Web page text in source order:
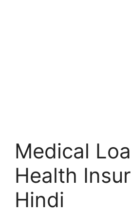
Medical
Health
Hindi